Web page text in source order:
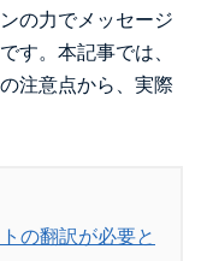
の力でメッセージ
す。本記事では、
注意点から、実際
の翻訳が必要と